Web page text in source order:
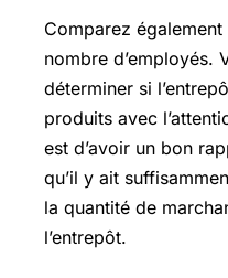
Comparez
nombre d’employés.
déterminer si
produits avec
est d’avoir un bon
qu’il y ait
la quantité de
l’entrepôt.